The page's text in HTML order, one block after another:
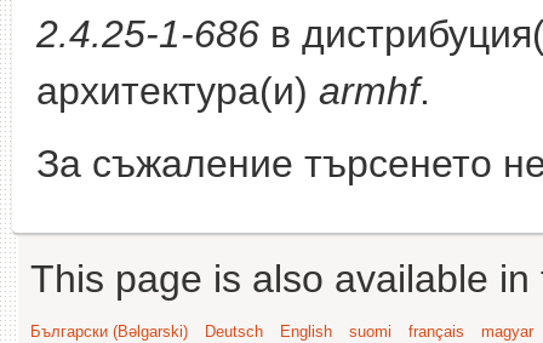
2.4.25-1-686 в
архитектура(и) armhf.
За съжаление търсенето
This page is also available
Български (Bəlgarski) Deutsch English suomi français
magyar